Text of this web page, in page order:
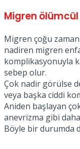
Migren ölümcül
Migren çoğu zaman
nadiren migren
komplikasyonuyla
sebep olur.
Çok nadir görülse
veya başka ciddi
Aniden başlayan
anevrizma gibi
Böyle bir durumda